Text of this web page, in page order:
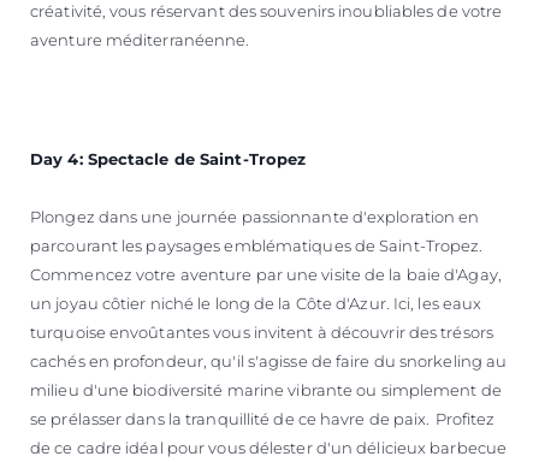
créativité, vous réservant des souvenirs inoubliables de votre
aventure méditerranéenne.
Day 4: Spectacle de Saint-Tropez
Plongez dans une journée passionnante d'exploration en
parcourant les paysages emblématiques de Saint-Tropez.
Commencez votre aventure par une visite de la baie d'Agay,
un joyau côtier niché le long de la Côte d'Azur. Ici, les eaux
turquoise envoûtantes vous invitent à découvrir des trésors
cachés en profondeur, qu'il s'agisse de faire du snorkeling au
milieu d'une biodiversité marine vibrante ou simplement de
se prélasser dans la tranquillité de ce havre de paix. Profitez
de ce cadre idéal pour vous délester d'un délicieux barbecue